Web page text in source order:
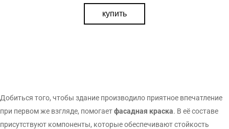
купить
Добиться того, чтобы здание производило приятное впечатление
при первом же взгляде, помогаетфасадная краска. В её составе
присутствуют компоненты, которые обеспечивают стойкость